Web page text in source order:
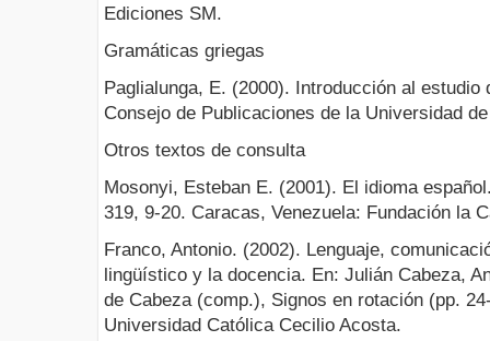
Ediciones SM.
Gramáticas griegas
Paglialunga, E. (2000). Introducción al estudio
Consejo de Publicaciones de la Universidad
Otros textos de consulta
Mosonyi, Esteban E. (2001). El idioma
319, 9-20. Caracas, Venezuela: Fundación la
Franco, Antonio. (2002). Lenguaje,
lingüístico y la docencia. En: Julián Cabeza,
de Cabeza (comp.), Signos en rotación (pp.
Universidad Católica Cecilio Acosta.